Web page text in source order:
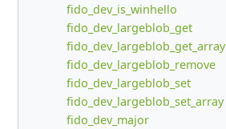
fido_dev_is_winhello
fido_dev_largeblob_get
fido_dev_largeblob_get_array
fido_dev_largeblob_remove
fido_dev_largeblob_set
fido_dev_largeblob_set_array
fido_dev_major